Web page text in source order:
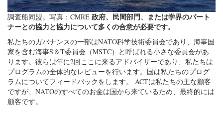
調査船同盟。写真：CMRE 政府、民間部門、または学界のパート
ナーとの協力と協力について多くの合意が必要です。
私たちのガバナンスの一部はNATO科学技術委員会であり、海事国
家を含む海事S＆T委員会（MSTC）と呼ばれる小さな委員会があ
ります。彼らは年に2回ここに来るアドバイザーであり、私たちは
プログラムの全体的なレビューを行います。国は私たちのプログ
ラムについてフィードバックをします。 ACTは私たちの主な顧客
ですが、NATOのすべてのお金は国から来ているため、最終的には
顧客です。